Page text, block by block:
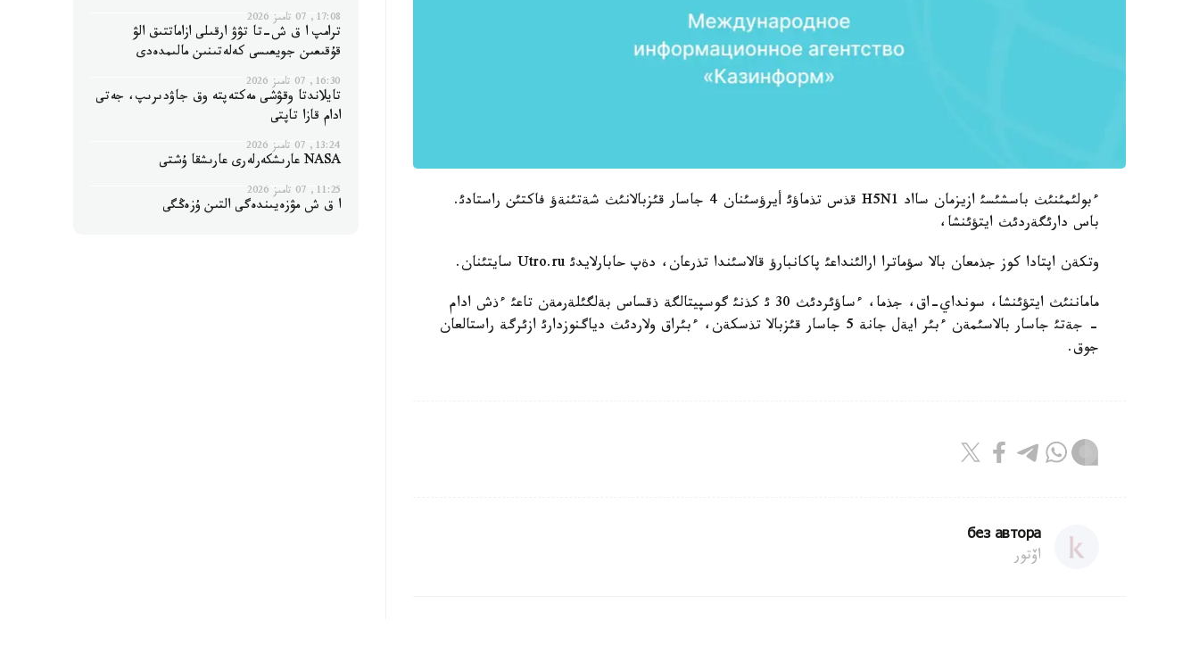
ءبولئمئنئث باسشئسئ ازيزمان سااد H5N1 قذس تذماؤئ أيرؤسئنان 4 جاسار قئزبالانئث شةتئنةؤ فاكتئن راستادئ.
باس دارئگةردئث ايتؤئنشا،
وتكةن اپتادا كوز جذمعان بالا سؤماترا ارالئنداعئ پاكانبارؤ قالاسئندا تذرعان، دةپ حابارلايدئ Utro.ru سايتئنان.
ماماننئث ايتؤئنشا، سونداي-اق، جذما، ءساؤئردئث 30 ئ كذنئ گوسپيتالگة ذقساس بةلگئلةرمةن تاعئ ءذش ادام
- جةتئ جاسار بالاسئمةن ءبئر ايةل جانة 5 جاسار قئزبالا تذسكةن، ءبئراق ولاردئث دياگنوزدارئ ازئرگة راستالعان
جوق.
без автора
اۆتور
17:08, 07 تامىز 2026
ترامپ ا ق ش-تا تۋۋ ارقىلى ازاماتتىق الۋ
قۇقىعىن جويعىسى كەلەتىنىن مالىمدەدى
16:30, 07 تامىز 2026
تايلاندتا وقۋشى مەكتەپتە وق جاۋدىرىپ، جەتى
ادام قازا تاپتى
13:24, 07 تامىز 2026
NASA عارىشكەرلەرى عارىشقا ۇشتى
11:25, 07 تامىز 2026
ا ق ش مۋزەيىندەگى التىن ۇزەڭگى